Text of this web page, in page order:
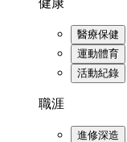
健康
醫療保健
運動體育
活動紀錄
職涯
進修深造